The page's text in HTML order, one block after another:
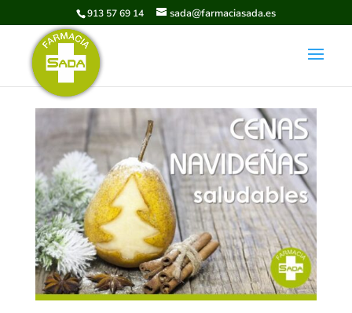
913 57 69 14 sada@farmaciasada.es